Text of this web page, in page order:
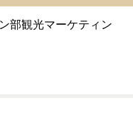
部観光マーケティン